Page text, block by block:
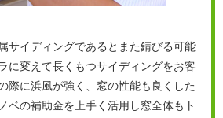
サイディングであるとまた錆びる可能
に変えて長くもつサイディングをお客
際に浜風が強く、窓の性能も良くした
ベの補助金を上手く活用し窓全体もト